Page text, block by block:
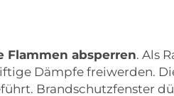
Flammen absperren. Als
Dämpfe freiwerden.
Brandschutzfenster